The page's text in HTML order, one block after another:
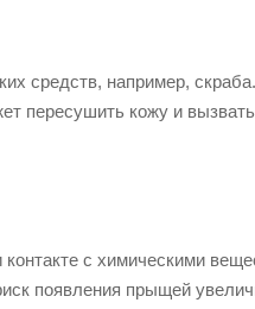
средств, например,
пересушить кожу и
с химическими
появления прыщей